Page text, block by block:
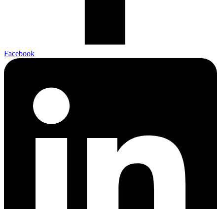
Facebook